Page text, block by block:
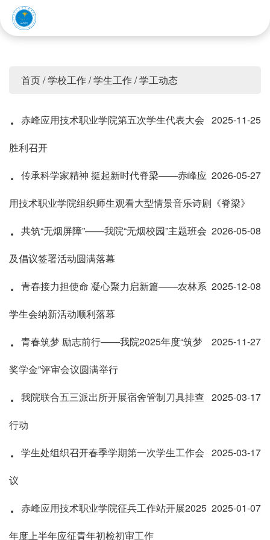
首页/学校工作/学生工作/学工动态
2025-11-25
· 赤峰应用技术职业学院第五次学生代表大会
胜利召开
2026-05-27
· 传承科学家精神 挺起新时代脊梁——赤峰应
用技术职业学院组织师生观看大型情景音乐诗剧《脊梁》
2026-05-08
· 共筑“无烟屏障”——我院“无烟校园”主题班会
及倡议签署活动圆满落幕
2025-12-08
· 青春接力担使命 凝心聚力启新篇——农林系
学生会纳新活动顺利落幕
2025-11-27
· 青春筑梦 励志前行——我院2025年度“筑梦
奖学金”评审会议圆满举行
2025-03-17
· 我院联合五三派出所开展宿舍管制刀具排查
行动
2025-03-17
· 学生处组织召开春季学期第一次学生工作会
议
2025-01-07
· 赤峰应用技术职业学院征兵工作站开展2025
年度上半年应征青年初检初审工作